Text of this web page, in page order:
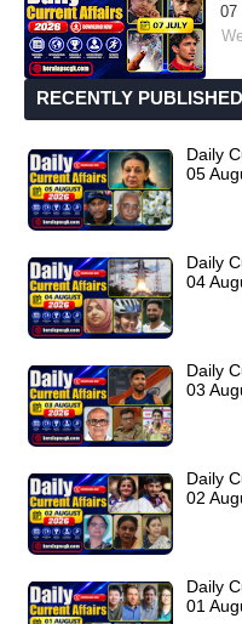
07
RECENTLY PUBLISHED
Daily
05
Daily
04
Daily
03
Daily
02
Daily
01